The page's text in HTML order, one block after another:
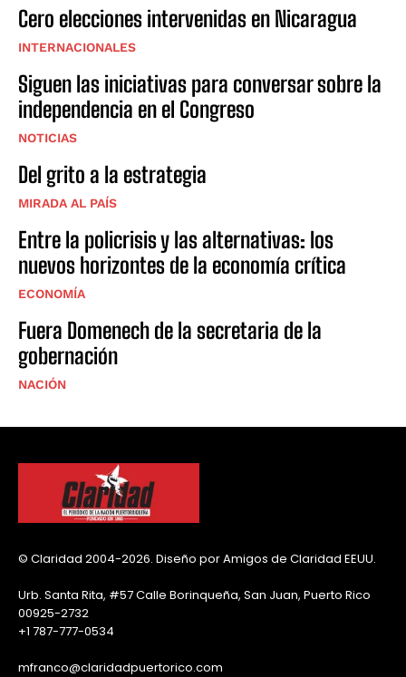
Cero elecciones intervenidas en Nicaragua
INTERNACIONALES
Siguen las iniciativas para conversar sobre la
independencia en el Congreso
NOTICIAS
Del grito a la estrategia
MIRADA AL PAÍS
Entre la policrisis y las alternativas: los
nuevos horizontes de la economía crítica
ECONOMÍA
Fuera Domenech de la secretaria de la
gobernación
NACIÓN
© Claridad 2004-2026. Diseño por Amigos de Claridad EEUU.
Urb. Santa Rita, #57 Calle Borinqueña, San Juan, Puerto Rico
00925-2732
+1 787-777-0534
mfranco@claridadpuertorico.com